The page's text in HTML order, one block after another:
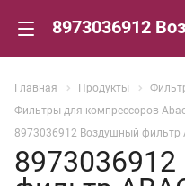
Главная Продукты
Фильтры для компрессоров
8973036912 Воздушный фильтр